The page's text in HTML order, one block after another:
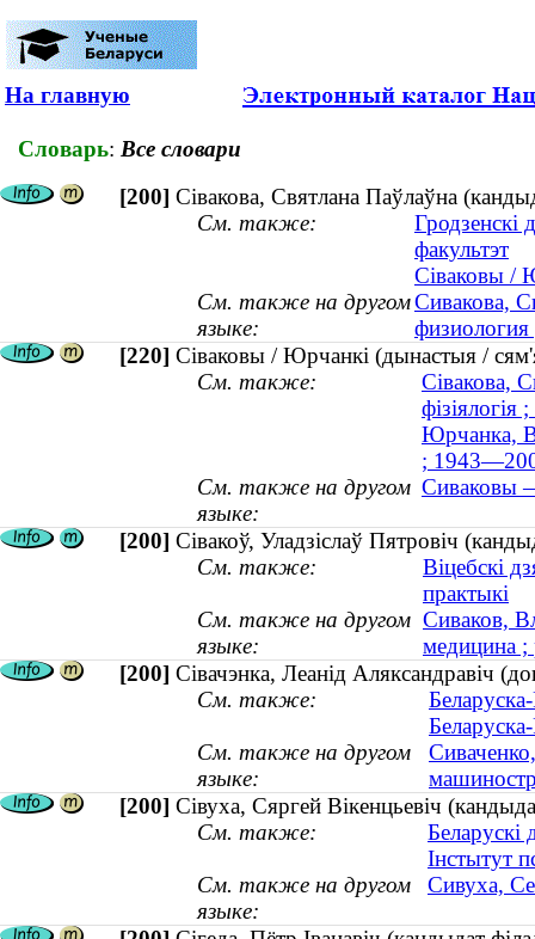
На главную
Словарь: Все словари
[200] Сівакова, Святлана Паўлаўна
См. также:
Гродзенскі
факультэт
Сіваковы /
См. также на другом
языке:
Сивакова,
[220] Сіваковы / Юрчанкі (дынастыя /
См. также:
Сівакова,
фізіялогія
Юрчанка,
;
См. также на другом
языке:
Сиваковы
[200] Сівакоў, Уладзіслаў Пятровіч
См. также:
Віцебскі
практыкі
См. также на другом
языке:
Сиваков,
медицина ;
[200] Сівачэнка, Леанід Аляксандравіч
См. также:
См. также на другом
языке:
[200] Сівуха, Сяргей Вікенцьевіч
См. также:
Беларускі
Інстытут
См. также на другом
языке:
Сивуха,